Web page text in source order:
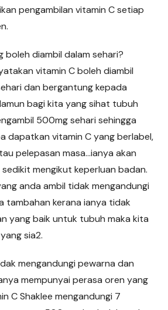
pengambilan vitamin C setiap
boleh diambil dalam sehari?
vitamin C boleh diambil
dan bergantung kepada
bagi kita yang sihat tubuh
500mg sehari sehingga
dapatkan vitamin C yang berlabel,
pelepasan masa…ianya akan
mengikut keperluan badan.
anda ambil tidak mengandungi
tambahan kerana ianya tidak
yang baik untuk tubuh maka kita
sia2.
mengandungi pewarna dan
mempunyai perasa oren yang
C Shaklee mengandungi 7